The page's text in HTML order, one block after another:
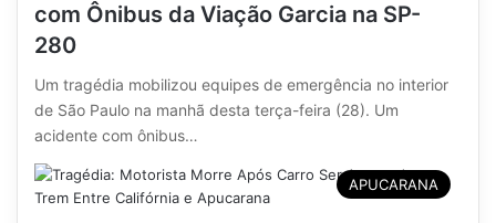
com Ônibus da Viação Garcia na SP-
280
Um tragédia mobilizou equipes de emergência no interior
de São Paulo na manhã desta terça-feira (28). Um
acidente com ônibus…
APUCARANA